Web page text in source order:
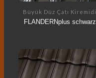
Büyük Düz Çatı Kiremidi
FLANDERNplus schwarz